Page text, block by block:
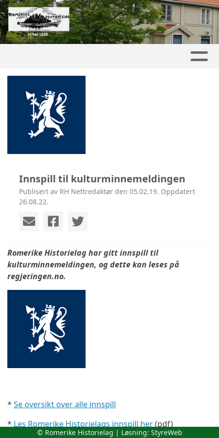
Innspill til kulturminnemeldingen
Publisert av RH Nettredaktør den 05.02.19. Oppdatert
26.08.22.
Romerike Historielag har gitt innspill til
kulturminnemeldingen, og dette kan leses på
regjeringen.no.
* Se oversikt over alle innspill
* Les Romerike Historielags innspill her(pdf)
© Romerike Historielag | Løsning: StyreWeb